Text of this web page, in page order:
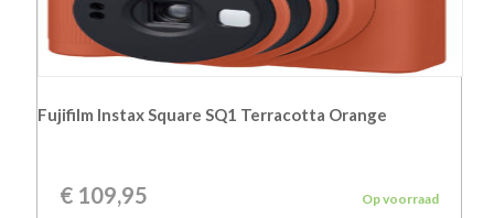
Fujifilm Instax Square SQ1 Terracotta Orange
€109,95 Op voorraad